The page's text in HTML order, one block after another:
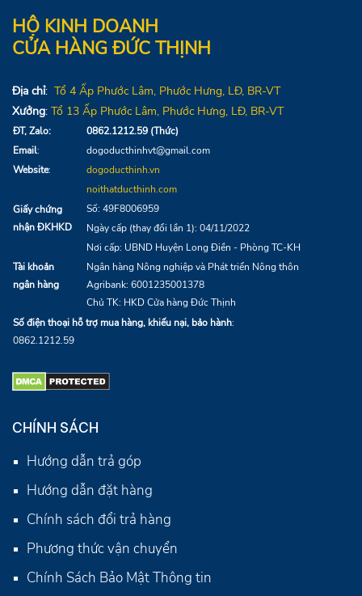
HỘ KINH DOANH
CỬA HÀNG ĐỨC THỊNH
Địa chỉ: Tổ 4 Ấp Phước Lâm, Phước Hưng, LĐ, BR-VT
Xưởng: Tổ 13 Ấp Phước Lâm, Phước Hưng, LĐ, BR-VT
ĐT, Zalo:
0862.1212.59 (Thức)
Email:
dogoducthinhvt@gmail.com
Website:
dogoducthinh.vn
noithatducthinh.com
Giấy chứng
nhận ĐKHKD
Số: 49F8006959
Ngày cấp (thay đổi lần 1): 04/11/2022
Nơi cấp: UBND Huyện Long Điền - Phòng TC-KH
Tài khoản
ngân hàng
Ngân hàng Nông nghiệp và Phát triển Nông thôn
Agribank: 6001235001378
Chủ TK: HKD Cửa hàng Đức Thịnh
Số điện thoại hỗ trợ mua hàng, khiếu nại, bảo hành:
0862.1212.59
CHÍNH SÁCH
Hướng dẫn trả góp
Hướng dẫn đặt hàng
Chính sách đổi trả hàng
Phương thức vận chuyển
Chính Sách Bảo Mật Thông tin